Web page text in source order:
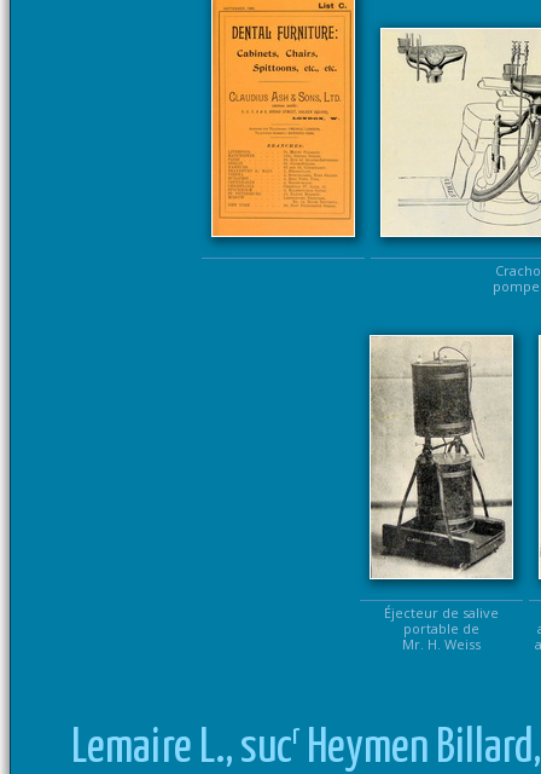
Éjecteur de salive
portable de
Mr. H. Weiss
Lemaire L., sucr Heymen